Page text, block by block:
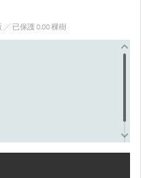
╱ 已保護 0.00 棵樹